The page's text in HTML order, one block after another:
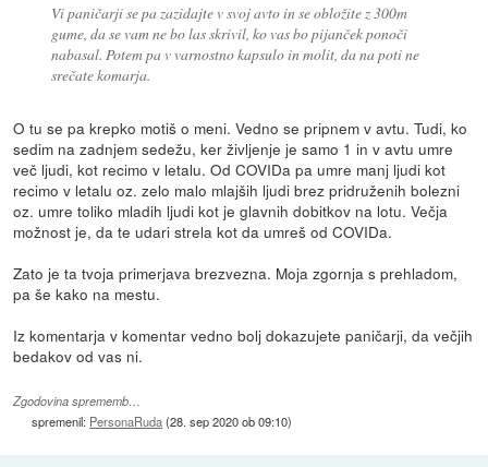
Vi paničarji se pa zazidajte v svoj avto in se obložite z 300m
gume, da se vam ne bo las skrivil, ko vas bo pijanček ponoči
nabasal. Potem pa v varnostno kapsulo in molit, da na poti ne
srečate komarja.
O tu se pa krepko motiš o meni. Vedno se pripnem v avtu. Tudi, ko
sedim na zadnjem sedežu, ker življenje je samo 1 in v avtu umre
več ljudi, kot recimo v letalu. Od COVIDa pa umre manj ljudi kot
recimo v letalu oz. zelo malo mlajših ljudi brez pridruženih bolezni
oz. umre toliko mladih ljudi kot je glavnih dobitkov na lotu. Večja
možnost je, da te udari strela kot da umreš od COVIDa.
Zato je ta tvoja primerjava brezvezna. Moja zgornja s prehladom,
pa še kako na mestu.
Iz komentarja v komentar vedno bolj dokazujete paničarji, da večjih
bedakov od vas ni.
Zgodovina sprememb…
spremenil: PersonaRuda(28. sep 2020 ob 09:10)